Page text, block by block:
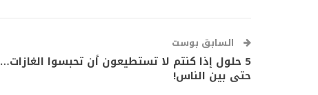
السابق بوست
5 حلول إذا كنتم لا تستطيعون أن تحبسوا الغازات…
حتى بين الناس!